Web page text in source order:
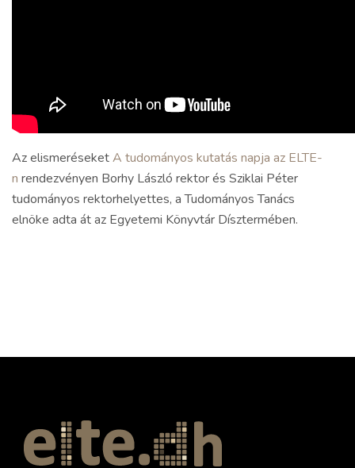
Az elismeréseketA tudományos kutatás napja az ELTE-
n rendezvényen Borhy László rektor és Sziklai Péter
tudományos rektorhelyettes, a Tudományos Tanács
elnöke adta át az Egyetemi Könyvtár Dísztermében.